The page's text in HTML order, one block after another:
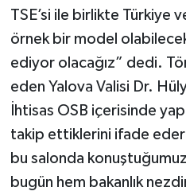
TSE’si ile birlikte Türkiye
örnek bir model
ediyor olacağız” dedi.
eden Yalova Valisi Dr.
İhtisas OSB içerisinde
takip ettiklerini ifade
bu salonda
bugün hem bakanlık